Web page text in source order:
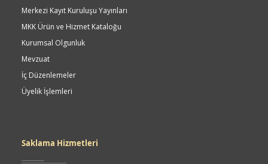
Merkezi Kayıt Kuruluşu Yayınları
MKK Ürün ve Hizmet Kataloğu
Kurumsal Olgunluk
Mevzuat
İç Düzenlemeler
Üyelik İşlemleri
Saklama Hizmetleri